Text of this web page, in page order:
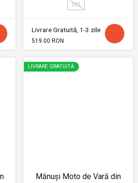
3XL
Livrare Gratuită, 1-3 zile
519.00 RON
LIVRARE GRATUITĂ
Mănuși Moto de Vară din